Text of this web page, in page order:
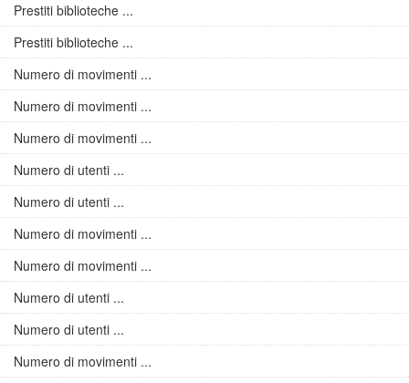
Prestiti biblioteche ...
Prestiti biblioteche ...
Numero di movimenti ...
Numero di movimenti ...
Numero di movimenti ...
Numero di utenti ...
Numero di utenti ...
Numero di movimenti ...
Numero di movimenti ...
Numero di utenti ...
Numero di utenti ...
Numero di movimenti ...